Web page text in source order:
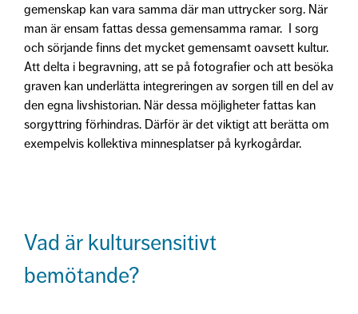
gemenskap kan vara samma där man uttrycker sorg. När
man är ensam fattas dessa gemensamma ramar. I sorg
och sörjande finns det mycket gemensamt oavsett kultur.
Att delta i begravning, att se på fotografier och att besöka
graven kan underlätta integreringen av sorgen till en del av
den egna livshistorian. När dessa möjligheter fattas kan
sorgyttring förhindras. Därför är det viktigt att berätta om
exempelvis kollektiva minnesplatser på kyrkogårdar.
Vad är kultursensitivt
bemötande?